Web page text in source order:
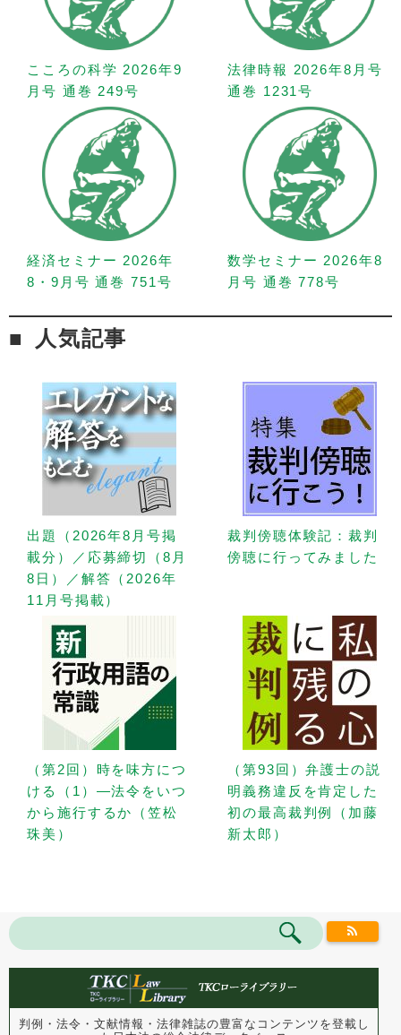
こころの科学 2026年9
月号 通巻 249号
法律時報 2026年8月号
通巻 1231号
経済セミナー 2026年
8・9月号 通巻 751号
数学セミナー 2026年8
月号 通巻 778号
人気記事
出題（2026年8月号掲
載分）／応募締切（8月
8日）／解答（2026年
11月号掲載）
裁判傍聴体験記：裁判
傍聴に行ってみました
（第2回）時を味方につ
ける（1）—法令をいつ
から施行するか（笠松
珠美）
（第93回）弁護士の説
明義務違反を肯定した
初の最高裁判例（加藤
新太郎）
判例・法令・文献情報・法律雑誌の豊富なコンテンツを登載し